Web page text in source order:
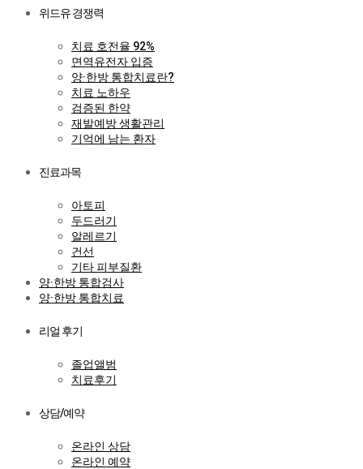
위드유 경쟁력
치료 호전율 92%
면역유전자 입증
양·한방 통합치료란?
치료 노하우
검증된 한약
재발예방 생활관리
기억에 남는 환자
진료과목
아토피
두드러기
알레르기
건선
기타 피부질환
양·한방 통합검사
양·한방 통합치료
리얼 후기
졸업앨범
치료후기
상담/예약
온라인 상담
온라인 예약